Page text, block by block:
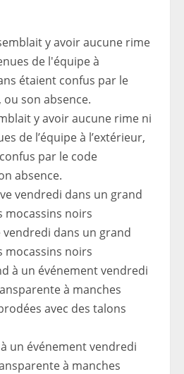
y avoir aucune rime ni
de l’équipe à l’extérieur,
par le code
absence.
vendredi dans un grand
mocassins noirs
un événement vendredi
à manches